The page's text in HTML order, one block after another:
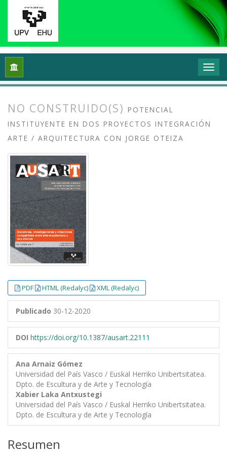
Inicio Vol. 8 Núm. 2 (2020): Docencias,
NO CONSTRUIDO(S) POTENCIAL
INSTITUYENTE EN DOS PROYECTOS INTEGRACIÓN
ARTE / ARQUITECTURA CON JORGE OTEIZA
PDF HTML (Redalyc) XML (Redalyc)
Publicado 30-12-2020
DOI https://doi.org/10.1387/ausart.22111
Ana Arnaiz Gómez
Universidad del País Vasco / Euskal Herriko Unibertsitatea.
Dpto. de Escultura y de Arte y Tecnología
Xabier Laka Antxustegi
Universidad del País Vasco / Euskal Herriko Unibertsitatea.
Dpto. de Escultura y de Arte y Tecnología
Resumen